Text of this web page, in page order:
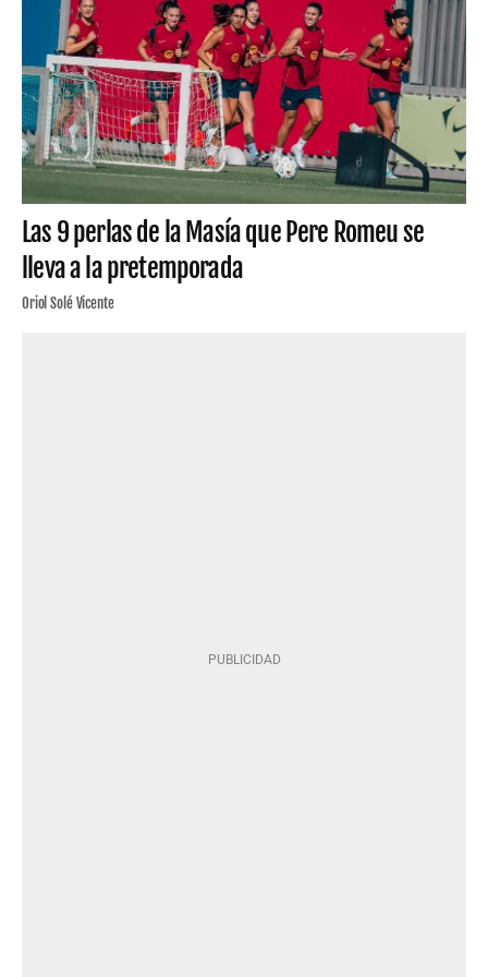
Las 9 perlas de la Masía que Pere Romeu se
lleva a la pretemporada
Oriol Solé Vicente